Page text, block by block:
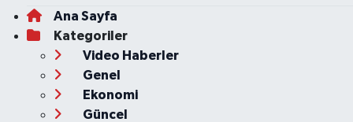
Ana Sayfa
Kategoriler
Video Haberler
Genel
Ekonomi
Güncel